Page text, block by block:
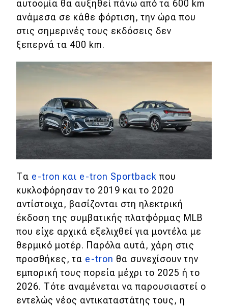
Test Drive
Δοκιμή
Συγκρίνουμε
Αγώνες
Formula 1
WRC
Motorsport
Eco
Νέα
Τεχνολογία
Mobility
αυτοομία θα αυξηθεί πάνω από τα 600 km
ανάμεσα σε κάθε φόρτιση, την ώρα που
στις σημερινές τους εκδόσεις δεν
ξεπερνά τα 400 km.
Τα e-tron και e-tron Sportback που
κυκλοφόρησαν το 2019 και το 2020
αντίστοιχα, βασίζονται στη ηλεκτρική
έκδοση της συμβατικής πλατφόρμας MLB
που είχε αρχικά εξελιχθεί για μοντέλα με
θερμικό μοτέρ. Παρόλα αυτά, χάρη στις
προσθήκες, τα e-tron θα συνεχίσουν την
εμπορική τους πορεία μέχρι το 2025 ή το
2026. Τότε αναμένεται να παρουσιαστεί ο
εντελώς νέος αντικαταστάτης τους, η